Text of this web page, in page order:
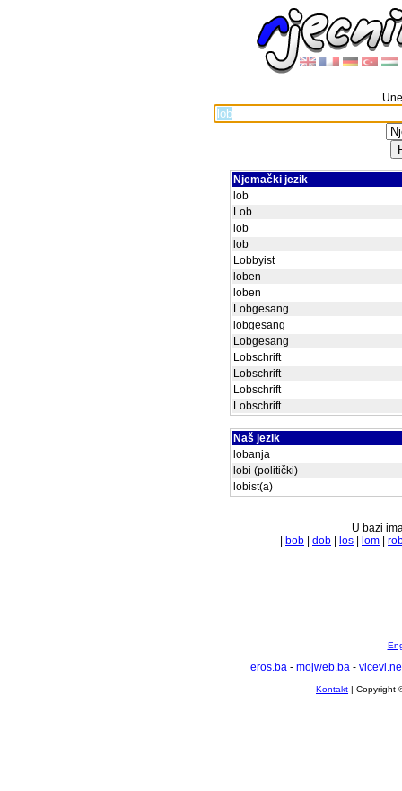
Njemački jezik
lob
Lob
lob
lob
Lobbyist
loben
loben
Lobgesang
lobgesang
Lobgesang
Lobschrift
Lobschrift
Lobschrift
Lobschrift
Naš jezik
lobanja
lobi (politički)
lobist(a)
U bazi
bob dob los lom
eros.ba- mojweb.ba-
Kontakt | Copyright